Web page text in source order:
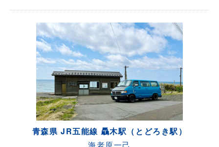
青森県 JR五能線 驫木駅（とどろき駅）
海老原一己